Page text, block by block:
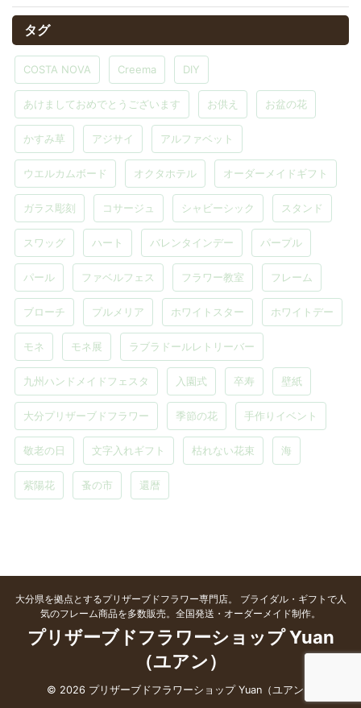
タグ
COSTA NOVA Creema DIY
あけましておめでとうございます お供え お盆の花
かすみ草 アジサイ アルファベット
ウエルカムボード オクタホテル オーダーメイドギフト
ガラス彫刻 コサージュ シャビーシック スタンド
スワッグ ハート バレンタインデー パープル
パール ファベルフェス フラワー教室 フレーム
ブローチ プルメリア ホワイトスター ホワイトデー
モネ モネ展 ラブラドールレトリーバー
九州ハンドメイドフェスタ 入園式 卒寿 壁紙
大分プリザーブドフラワー 季節の花 手作りイベント
敬老の日 文字入れギフト 枯れない花束 海
紫陽花 蚤の市 還暦
大分県を拠点とするプリザーブドフラワー専門店。 ブライダル・ギフトで人
気のフレーム商品を多数販売。全国発送・オーダーメイド制作。
プリザーブドフラワーショップ Yuan
（ユアン）
© 2026 プリザーブドフラワーショップ Yuan（ユアン）